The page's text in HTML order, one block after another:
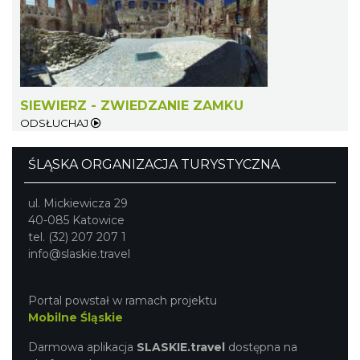
Międzynarodowy Turniej Rycerski w
Podzamczu 2026
Podzamcze
Podzamcze
19.84 km
SIEWIERZ - ZWIEDZANIE ZAMKU
ODSŁUCHAJ
ŚLĄSKA ORGANIZACJA TURYSTYCZNA
ul. Mickiewicza 29
40-085 Katowice
tel. (32) 207 207 1
info@slaskie.travel
Portal powstał w ramach projektu
Mobilne Śląskie
Darmowa aplikacja SLASKIE.travel dostępna na